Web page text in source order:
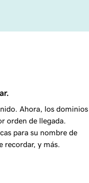
Ahora, los dominios
orden de llegada.
para su nombre de
recordar, y más.